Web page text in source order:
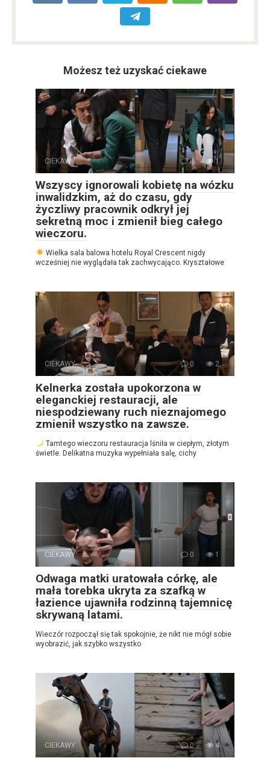
Możesz też uzyskać ciekawe
CIEKAWY 0 1
Wszyscy ignorowali kobietę na wózku
inwalidzkim, aż do czasu, gdy
życzliwy pracownik odkrył jej
sekretną moc i zmienił bieg całego
wieczoru.
Wielka sala balowa hotelu Royal Crescent nigdy
wcześniej nie wyglądała tak zachwycająco. Kryształowe
CIEKAWY 0 2
Kelnerka została upokorzona w
eleganckiej restauracji, ale
niespodziewany ruch nieznajomego
zmienił wszystko na zawsze.
Tamtego wieczoru restauracja lśniła w ciepłym, złotym
świetle. Delikatna muzyka wypełniała salę, cichy
CIEKAWY 0 1
Odwaga matki uratowała córkę, ale
mała torebka ukryta za szafką w
łazience ujawniła rodzinną tajemnicę
skrywaną latami.
Wieczór rozpoczął się tak spokojnie, że nikt nie mógł sobie
wyobrazić, jak szybko wszystko
CIEKAWY 0 4